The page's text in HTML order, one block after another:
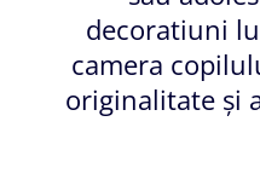
decoratiuni
camera
originalitate și